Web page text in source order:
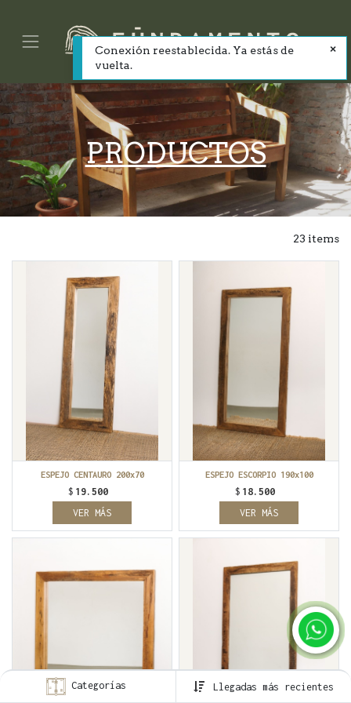
Categorías Llegadas más recientes
PRODUCTOS
23 items
ESPEJO CENTAURO 200x70
$19.500
VER MÁS
ESPEJO ESCORPIO 190x100
$18.500
VER MÁS
Conexión reestablecida. Ya estás de
vuelta.